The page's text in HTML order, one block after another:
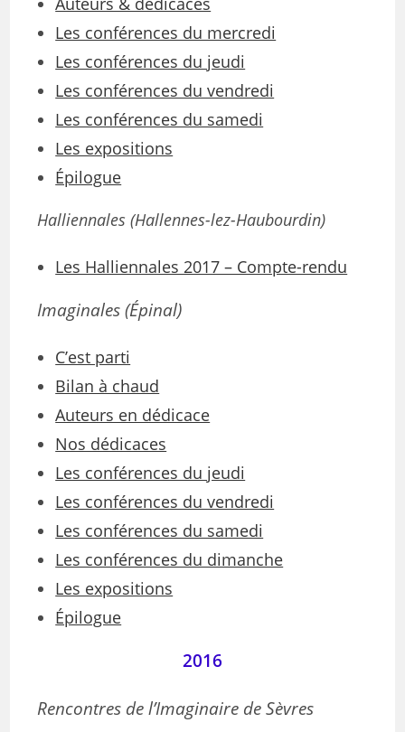
Les conférences du mercredi
Les conférences du jeudi
Les conférences du vendredi
Les conférences du samedi
Les expositions
Épilogue
Halliennales (Hallennes-lez-Haubourdin)
Les Halliennales 2017 – Compte-rendu
Imaginales(Épinal)
C’est parti
Bilan à chaud
Auteurs en dédicace
Nos dédicaces
Les conférences du jeudi
Les conférences du vendredi
Les conférences du samedi
Les conférences du dimanche
Les expositions
Épilogue
2016
Rencontres de l’Imaginaire de Sèvres